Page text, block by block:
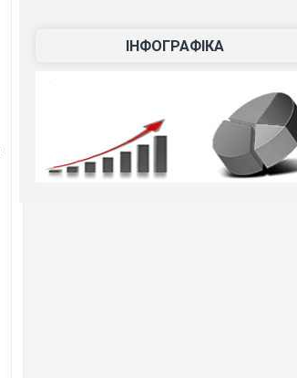
ІНФОГРАФІКА